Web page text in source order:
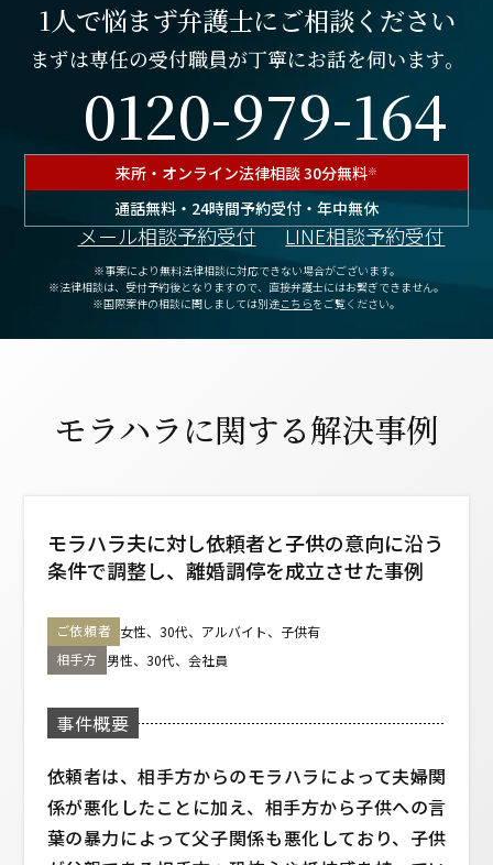
1人で悩まず弁護士にご相談ください
まずは専任の受付職員が丁寧にお話を伺います。
0120-979-164
来所・オンライン法律相談 30分無料※
通話無料・24時間予約受付・年中無休
メール相談予約受付 LINE相談予約受付
※事案により無料法律相談に対応できない場合がございます。
※法律相談は、受付予約後となりますので、 直接弁護士にはお繋ぎできません。
※国際案件の相談に関しましては別途こちらをご覧ください。
モラハラに関する解決事例
モラハラ夫に対し依頼者と子供の意向に沿う
条件で調整し、 離婚調停を成立させた事例
ご依頼者 女性、30代、アルバイト、子供有
相手方 男性、30代、会社員
事件概要
依頼者は、相手方からのモラハラによって夫婦関
係が悪化したことに加え、相手方から子供への言
葉の暴力によって父子関係も悪化しており、子供